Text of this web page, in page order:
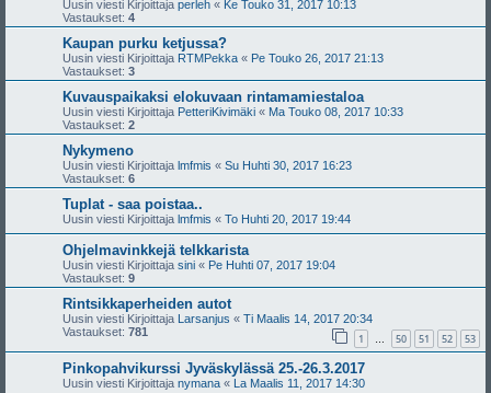
Uusin viesti Kirjoittaja perleh « Ke Touko 31, 2017 10:13
Vastaukset: 4
Kaupan purku ketjussa?
Uusin viesti Kirjoittaja RTMPekka « Pe Touko 26, 2017 21:13
Vastaukset: 3
Kuvauspaikaksi elokuvaan rintamamiestaloa
Uusin viesti Kirjoittaja PetteriKivimäki « Ma Touko 08, 2017 10:33
Vastaukset: 2
Nykymeno
Uusin viesti Kirjoittaja lmfmis « Su Huhti 30, 2017 16:23
Vastaukset: 6
Tuplat - saa poistaa..
Uusin viesti Kirjoittaja lmfmis « To Huhti 20, 2017 19:44
Ohjelmavinkkejä telkkarista
Uusin viesti Kirjoittaja sini « Pe Huhti 07, 2017 19:04
Vastaukset: 9
Rintsikkaperheiden autot
Uusin viesti Kirjoittaja Larsanjus « Ti Maalis 14, 2017 20:34
Vastaukset: 781 1 … 50 51 52 53
Pinkopahvikurssi Jyväskylässä 25.-26.3.2017
Uusin viesti Kirjoittaja nymana « La Maalis 11, 2017 14:30